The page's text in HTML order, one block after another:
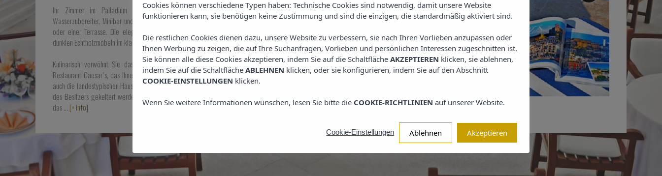
Ihr Zimmer im Palladium erwartet Sie mit Sat-TV, kostenfreiem WLAN,
Wasserzubereiter, Minibar und je nach Kategorie auch mit einen eigenen Balkon
oder einer Terrasse. Die elegant gestalteten Zimmer mit Marmorbad sind mit
dunklen Echtholzmöbeln im klassischen, italienischen Palazzo-Stil eingerichtet.
Kulinarisch verwöhnt Sie das Grand Hotel Palladium mit einer Bar und dem
Restaurant Caesar´s, das Ihnen frische mediterrane Küche serviert. Probieren Sie
auch die landestypischen Hausweine der Insel, die auch auf einer eigenen Bodega
des Besitzers gekeltert werden. Auf der Terrasse des Restaurants geniessen Sie
das… [+ info]
Cookies können verschiedene Typen haben: Technische Cookies sind notwendig, damit unsere Website
funktionieren kann, sie benötigen keine Zustimmung und sind die einzigen, die standardmäßig aktiviert sind.
Die restlichen Cookies dienen dazu, unsere Website zu verbessern, sie nach Ihren Vorlieben anzupassen oder
Ihnen Werbung zu zeigen, die auf Ihre Suchanfragen, Vorlieben und persönlichen Interessen zugeschnitten ist.
Sie können alle diese Cookies akzeptieren, indem Sie auf die Schaltfläche AKZEPTIEREN klicken, sie ablehnen,
indem Sie auf die Schaltfläche ABLEHNEN klicken, oder sie konfigurieren, indem Sie auf den Abschnitt
COOKIE-EINSTELLUNGEN klicken.
Wenn Sie weitere Informationen wünschen, lesen Sie bitte die COOKIE-RICHTLINIEN auf unserer Website.
Cookie-Einstellungen Ablehnen Akzeptieren